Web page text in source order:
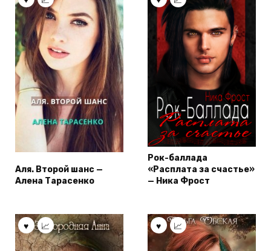
Аля. Второй шанс —
Алена Тарасенко
Рок-баллада
«Расплата за счастье»
— Ника Фрост